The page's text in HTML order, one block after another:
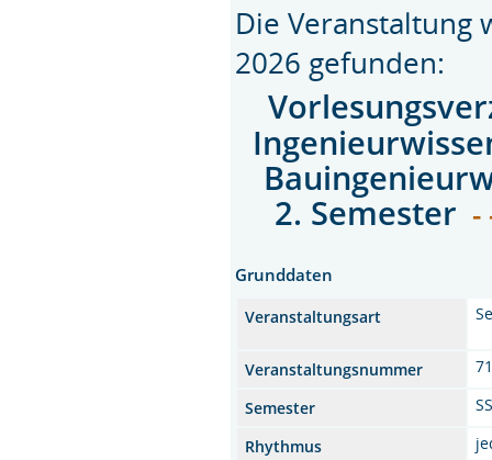
Die Veranstaltung
2026 gefunden:
2. Semester -
Grunddaten
Veranstaltungsart
Veranstaltungsnummer
Semester
Rhythmus